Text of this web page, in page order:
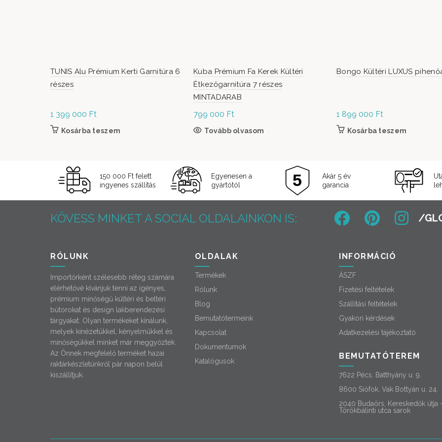
TUNIS Alu Prémium Kerti Garnitúra 6
részes
1 399 000 Ft
Kosárba teszem
Kuba Prémium Fa Kerek Kültéri
Étkezőgarnitúra 7 részes
MINTADARAB
799 000 Ft
Tovább olvasom
Bongo Kültéri LUXUS
1 899 000 Ft
Kosárba teszem
150 000 Ft felett
ingyenes szállítás
Egyenesen a
gyártótól
Akár 5 év
garancia
KÖVESS MINKET A SOCIAL OLDALAINKON IS:
RÓLUNK
Importőrként szélesebb réteg számára
elérhetővé kívánjuk tenni az igényes,
prémium minőségű kültéri és beltéri
bútorokat és design lakberendezési
tárgyakat. Olyan termékeket kínálunk,
melyek kinézetükkel, kényelmükkel és
minőségükkel minket már meggyőztek.
Az Önnek megfelelő terméket hazai
raktárkészletünkről pár napon belül
kiszállítjuk.
OLDALAK
Termékek
Rólunk
Blog
Bemutatótermeink
Kapcsolat
Dokumentumok
Katalógusok
INFORMÁCIÓ
ÁSZF
Fizetési feltételek
Szállítási feltételek
Gyakori kérdések
Adatkezelési tájékoztató
BEMUTATÓTEREM
7622 Pécs, Batthyány u. 9.
8600 Siófok, Vak Bottyán u. 24.
2040 Budaörs, Kereskedők útja -
Törökbálinti utca sarok